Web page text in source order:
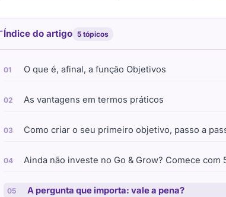
Índice do artigo 5 tópicos
O que é, afinal, a função Objetivos
As vantagens em termos práticos
Como criar o seu primeiro objetivo, passo a
Ainda não investe no Go & Grow? Comece com
A pergunta que importa: vale a pena?